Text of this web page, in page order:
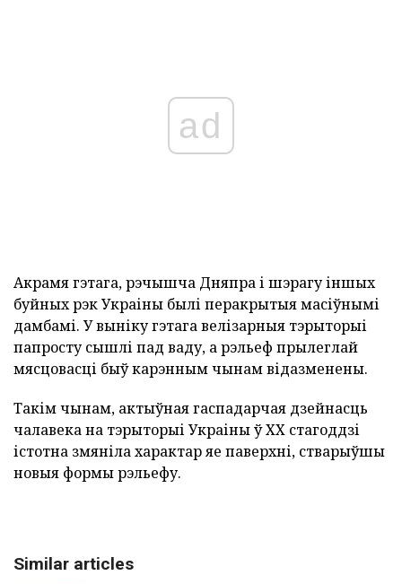
ad
Акрамя гэтага, рэчышча Дняпра і шэрагу іншых
буйных рэк Украіны былі перакрытыя масіўнымі
дамбамі. У выніку гэтага велізарныя тэрыторыі
папросту сышлі пад ваду, а рэльеф прылеглай
мясцовасці быў карэнным чынам відазменены.
Такім чынам, актыўная гаспадарчая дзейнасць
чалавека на тэрыторыі Украіны ў ХХ стагоддзі
істотна змяніла характар яе паверхні, стварыўшы
новыя формы рэльефу.
Similar articles